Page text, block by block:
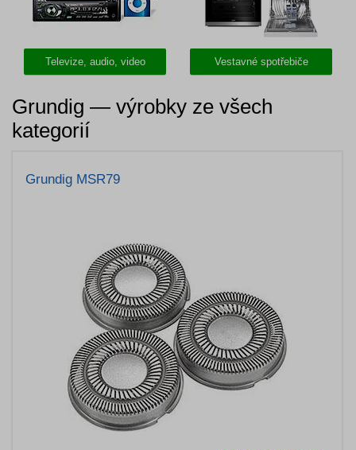
Televize, audio, video Vestavné spotřebiče
Grundig — výrobky ze všech
kategorií
Grundig MSR79